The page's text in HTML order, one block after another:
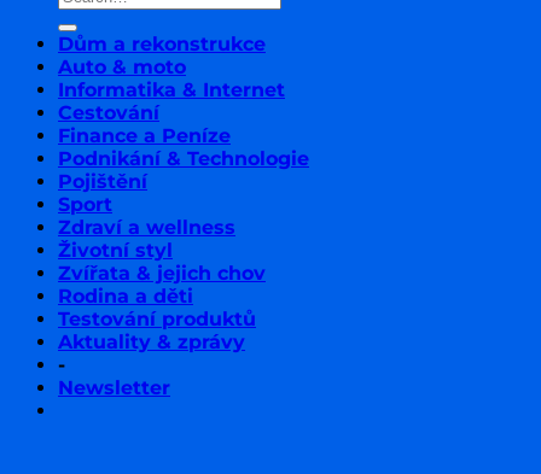
Dům a rekonstrukce
Auto & moto
Informatika & Internet
Cestování
Finance a Peníze
Podnikání & Technologie
Pojištění
Sport
Zdraví a wellness
Životní styl
Zvířata & jejich chov
Rodina a děti
Testování produktů
Aktuality & zprávy
-
Newsletter